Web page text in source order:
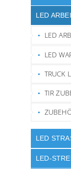
LED
LED
LED
TRUCK
TIR
LED
LED-